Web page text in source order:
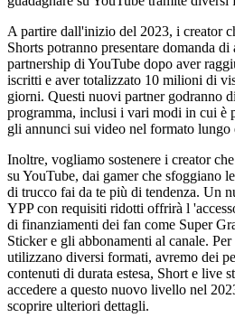
A partire dall'inizio del 2023, i creator
Shorts potranno presentare domanda di
partnership di YouTube dopo aver
iscritti e aver totalizzato 10 milioni di
giorni. Questi nuovi partner godranno
programma, inclusi i vari modi in cui è
gli annunci sui video nel formato lungo
Inoltre, vogliamo sostenere i creator
su YouTube, dai gamer che sfoggiano
di trucco fai da te più di tendenza. Un
YPP con requisiti ridotti offrirà l
di finanziamenti dei fan come Super
Sticker e gli abbonamenti al canale.
utilizzano diversi formati, avremo dei
contenuti di durata estesa, Short e live
accedere a questo nuovo livello nel
scoprire ulteriori dettagli.